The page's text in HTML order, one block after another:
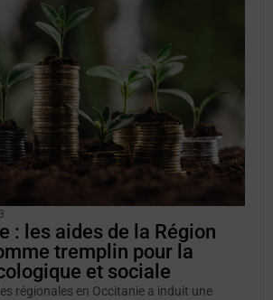
: les aides de la Région
tremplin pour la
et sociale
régionales en Occitanie a induit une